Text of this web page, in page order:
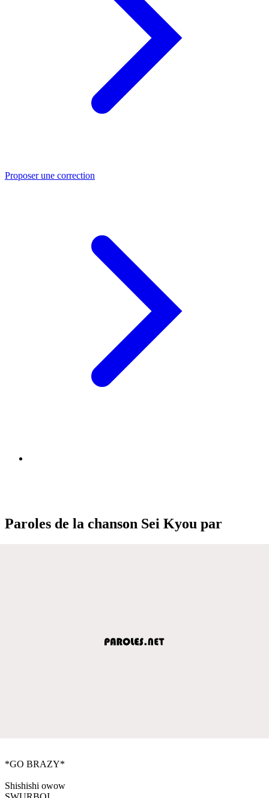
Proposer une correction
Paroles de la chanson Sei Kyou par
*GO BRAZY*
Shishishi owow